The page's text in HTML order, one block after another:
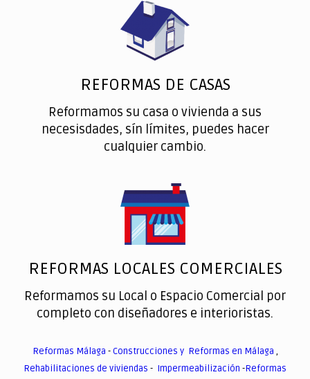
REFORMAS DE CASAS
Reformamos su casa o vivienda a sus
necesisdades, sín límites, puedes hacer
cualquier cambio.
REFORMAS LOCALES COMERCIALES
Reformamos su Local o Espacio Comercial por
completo con diseñadores e interioristas.
Reformas Málaga -Construcciones y Reformas en Málaga ,
Rehabilitaciones de viviendas - Impermeabilización -Reformas